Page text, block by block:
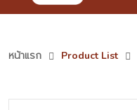
หน้าแรก Product List